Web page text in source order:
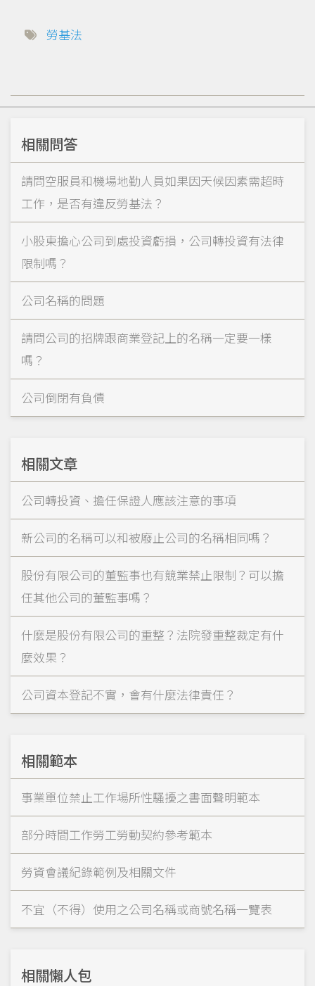
勞基法
相關問答
請問空服員和機場地勤人員如果因天候因素需超時
工作，是否有違反勞基法？
小股東擔心公司到處投資虧損，公司轉投資有法律
限制嗎？
公司名稱的問題
請問公司的招牌跟商業登記上的名稱一定要一樣
嗎？
公司倒閉有負債
相關文章
公司轉投資、擔任保證人應該注意的事項
新公司的名稱可以和被廢止公司的名稱相同嗎？
股份有限公司的董監事也有競業禁止限制？可以擔
任其他公司的董監事嗎？
什麼是股份有限公司的重整？法院發重整裁定有什
麼效果？
公司資本登記不實，會有什麼法律責任？
相關範本
事業單位禁止工作場所性騷擾之書面聲明範本
部分時間工作勞工勞動契約參考範本
勞資會議紀錄範例及相關文件
不宜（不得）使用之公司名稱或商號名稱一覽表
相關懶人包